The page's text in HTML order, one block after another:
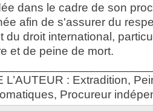
dans le cadre de son
afin de s'assurer du
du droit international,
et de peine de mort.
L’AUTEUR : Extradition,
Procureur